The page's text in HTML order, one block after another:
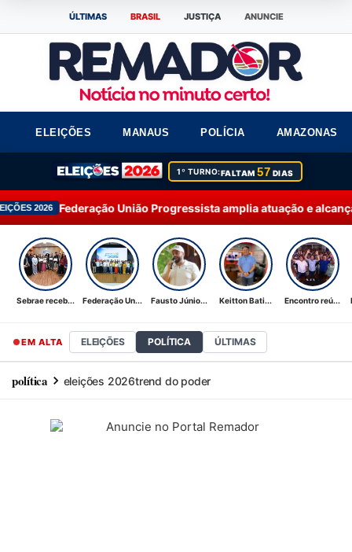
ÚLTIMAS BRASIL JUSTIÇA ANUNCIE
ELEIÇÕES MANAUS POLÍCIA AMAZONAS
1º TURNO:FALTAM57 DIAS
União Progressista amplia atuação e alcança 92% dos
Sebrae receb... Federação Un... Fausto Júnio... Keitton Bati... Encontro reú...
EM ALTA ELEIÇÕES POLÍTICA ÚLTIMAS
política eleições 2026trend do poder